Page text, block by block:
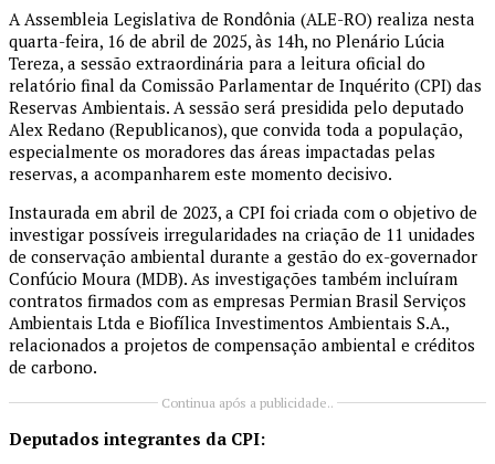
A Assembleia Legislativa de Rondônia (ALE-RO) realiza nesta
quarta-feira, 16 de abril de 2025, às 14h, no Plenário Lúcia
Tereza, a sessão extraordinária para a leitura oficial do
relatório final da Comissão Parlamentar de Inquérito (CPI) das
Reservas Ambientais. A sessão será presidida pelo deputado
Alex Redano (Republicanos), que convida toda a população,
especialmente os moradores das áreas impactadas pelas
reservas, a acompanharem este momento decisivo.
Instaurada em abril de 2023, a CPI foi criada com o objetivo de
investigar possíveis irregularidades na criação de 11 unidades
de conservação ambiental durante a gestão do ex-governador
Confúcio Moura (MDB). As investigações também incluíram
contratos firmados com as empresas Permian Brasil Serviços
Ambientais Ltda e Biofílica Investimentos Ambientais S.A.,
relacionados a projetos de compensação ambiental e créditos
de carbono.
Continua após a publicidade..
Deputados integrantes da CPI: